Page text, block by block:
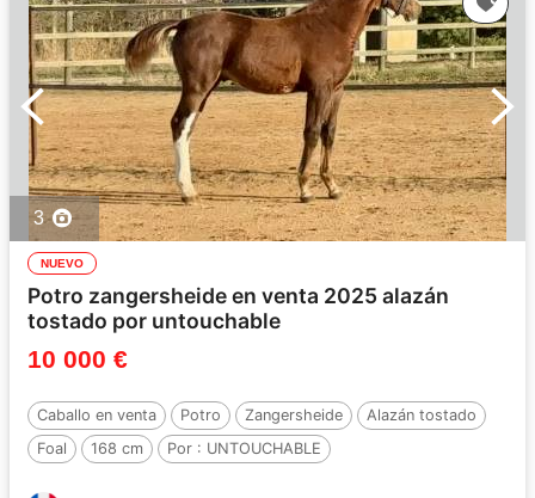
3
NUEVO
Potro zangersheide en venta 2025 alazán
tostado por untouchable
10 000 €
Caballo en venta Potro Zangersheide
Alazán tostado
Foal
168 cm Por : UNTOUCHABLE